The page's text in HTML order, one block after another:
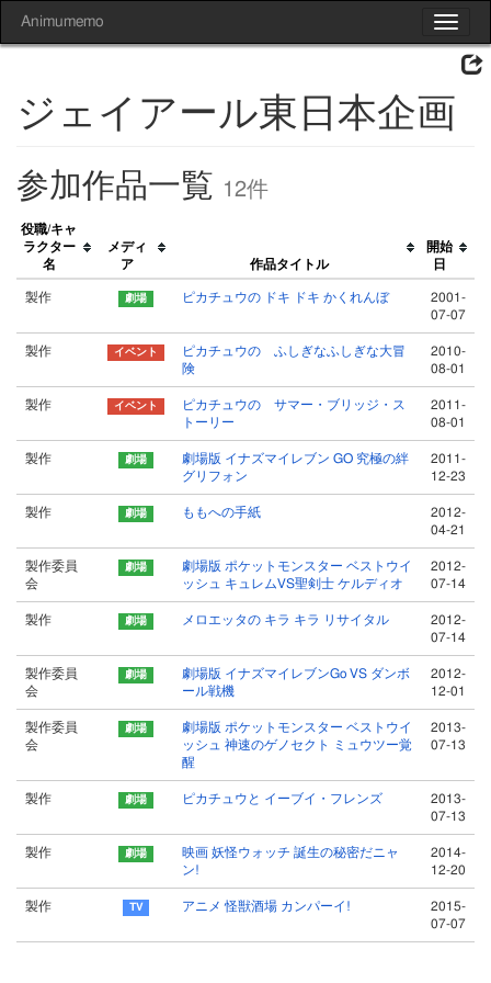
Toggle
Animumemo
ジェイアール東日本企画
参加作品一覧 12件
役職/キャ
ラクター
名
メディ
ア
作品タイトル
開始
日
製作 ピカチュウの ドキ ドキ かくれんぼ
2001-
07-07
製作
ピカチュウの ふしぎなふしぎな大冒
険
2010-
08-01
製作
ピカチュウの サマー・ブリッジ・ス
トーリー
2011-
08-01
製作
劇場版 イナズマイレブン GO 究極の絆
グリフォン
2011-
12-23
製作 ももへの手紙
2012-
04-21
製作委員
会
劇場版 ポケットモンスター ベストウイ
ッシュ キュレムVS聖剣士 ケルディオ
2012-
07-14
製作 メロエッタの キラ キラ リサイタル
2012-
07-14
製作委員
会
劇場版 イナズマイレブンGo VS ダンボ
ール戦機
2012-
12-01
製作委員
会
劇場版 ポケットモンスター ベストウイ
ッシュ 神速のゲノセクト ミュウツー覚
醒
2013-
07-13
製作 ピカチュウと イーブイ・フレンズ
2013-
07-13
製作
映画 妖怪ウォッチ 誕生の秘密だニャ
ン!
2014-
12-20
製作 アニメ 怪獣酒場 カンパーイ!
2015-
07-07